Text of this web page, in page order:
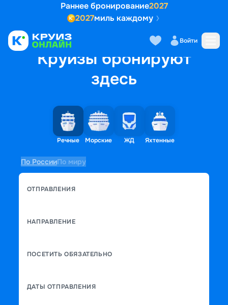
Раннее бронирование2027
2027миль каждому
Войти
Круизы бронируют
здесь
Речные Морские ЖД Яхтенные
По РоссииПо миру
ОТПРАВЛЕНИЯ
НАПРАВЛЕНИЕ
ПОСЕТИТЬ ОБЯЗАТЕЛЬНО
ДАТЫ ОТПРАВЛЕНИЯ